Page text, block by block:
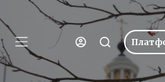
Перейти
к
сути
Ничего
не
Главная
Имя пользователя или Email
Пароль